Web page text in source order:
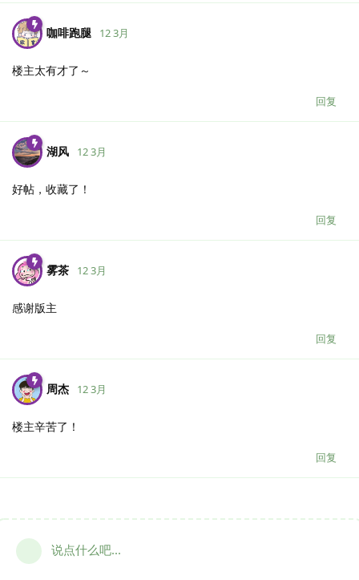
咖啡跑腿 12 3月
楼主太有才了～
回复
湖风 12 3月
好帖，收藏了！
回复
雾茶 12 3月
感谢版主
回复
周杰 12 3月
楼主辛苦了！
回复
说点什么吧...